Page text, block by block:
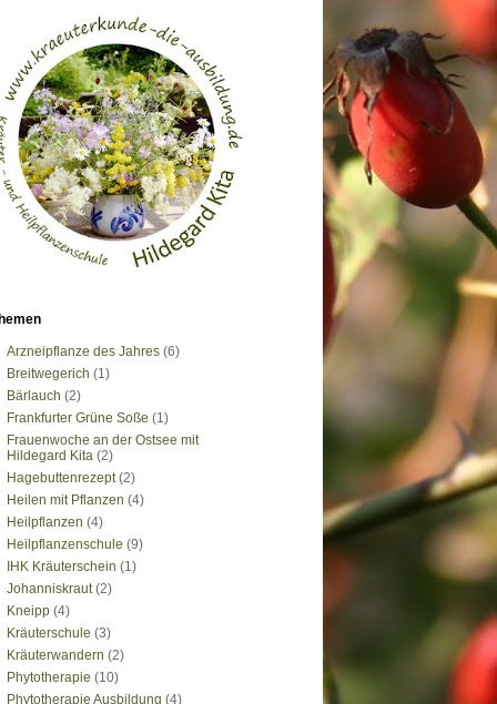
Arzneipflanze des Jahres (6)
Breitwegerich (1)
Bärlauch (2)
Frankfurter Grüne Soße (1)
Frauenwoche an der Ostsee mit
Hildegard Kita (2)
Hagebuttenrezept (2)
Heilen mit Pflanzen (4)
Heilpflanzen (4)
Heilpflanzenschule (9)
IHK Kräuterschein (1)
Johanniskraut (2)
Kneipp (4)
Kräuterschule (3)
Kräuterwandern (2)
Phytotherapie (10)
Phytotherapie Ausbildung (4)